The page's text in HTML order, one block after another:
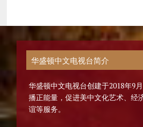
华盛顿中文电视台简介
华盛顿中文电视台创建于2018年9
播正能量，促进美中文化艺术、经
谊等服务。